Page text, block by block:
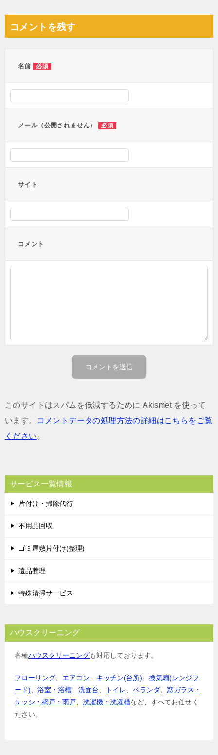
ビ
コメントを残す
名前 必須
メール（公開されません） 必須
サイト
コメント
このサイトはスパムを低減するために Akismet を使って
います。
コメントデータの処理方法の詳細はこちらをご覧
ください 。
サービス一覧情報
片付け・掃除代行
不用品回収
ゴミ屋敷片付け(整理)
遺品整理
特殊清掃サービス
ハウスクリーニング
各種ハウスクリーニングも対応しております。
フローリング エアコン キッチン(台所)
換気扇(レンジフ
ード)
浴室・浴槽 洗面台 トイレ ベランダ
窓ガラス・
サッシ・網戸・雨戸
洗濯機・洗濯槽など、すべてお任せく
ださい。